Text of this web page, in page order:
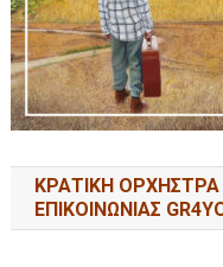
ΚΡΑΤΙΚΗ
ΕΠΙΚΟΙΝΩΝΙΑΣ